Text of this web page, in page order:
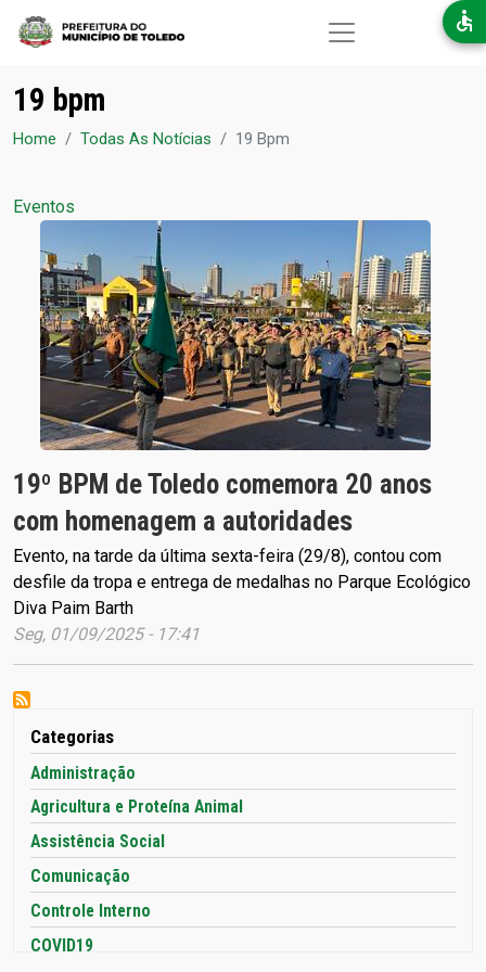
Pular para o conteúdo principal
19 bpm
Home Todas As Notícias 19 Bpm
Eventos
19º BPM de Toledo comemora 20 anos
com homenagem a autoridades
Evento, na tarde da última sexta-feira (29/8), contou com
desfile da tropa e entrega de medalhas no Parque Ecológico
Diva Paim Barth
Seg, 01/09/2025 - 17:41
Categorias
Administração
Agricultura e Proteína Animal
Assistência Social
Comunicação
Controle Interno
COVID19